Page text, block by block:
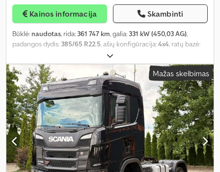
Kainos informacija Skambinti
Būklė: naudotas, rida: 361 747 km, galia: 331 kW (450,03 AG),
padangos dydis: 385/65 R22.5, ašių konfigūracija:4x4, ratų bazė:
400 l, spalva:
kabina:miegamoji kabina, pavaros tipas:automatinis, emisijos
klasė:Euro 6, pakaba: oras, bendras ilgis: 5 900 mm, bendras plotis:
2 550 mm, bendras aukštis:3 700 mm, Gamybos metai:2020,
Įranga:ABS, centrinis užraktas, diferencialo užraktas, elektrinis
langų reguliavimas, elektriškai reguliuojamas veidrodis, kruizo
kontrolė, oro kondicionavimas, priešrūkiniai žibintai,
Mažas skelbimas